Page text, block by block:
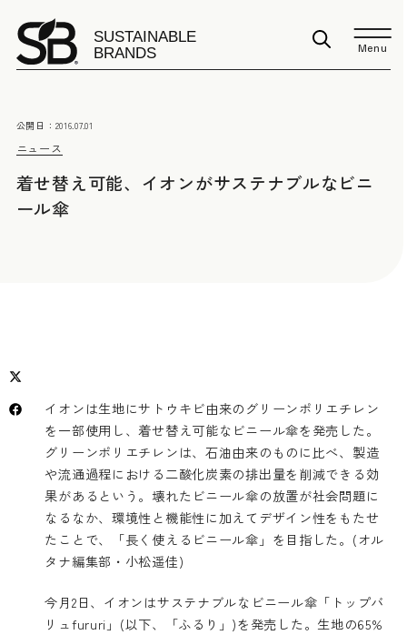
Menu
ニュース
公開日： 2016.07.01
着せ替え可能、イオンがサステナブルなビニ
ール傘
イオンは生地にサトウキビ由来のグリーンポリエチレン
を一部使用し、着せ替え可能なビニール傘を発売した。
グリーンポリエチレンは、石油由来のものに比べ、製造
や流通過程における二酸化炭素の排出量を削減できる効
果があるという。壊れたビニール傘の放置が社会問題に
なるなか、環境性と機能性に加えてデザイン性をもたせ
たことで、「長く使えるビニール傘」を目指した。(オル
タナ編集部・小松遥佳)
今月2日、イオンはサステナブルなビニール傘「トップバ
リュfururi」(以下、「ふるり」)を発売した。生地の65%